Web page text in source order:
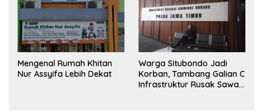
Mengenal Rumah Khitan
Nur Assyifa Lebih Dekat
Warga Situbondo Jadi
Korban, Tambang Galian C
Infrastruktur Rusak Sawah